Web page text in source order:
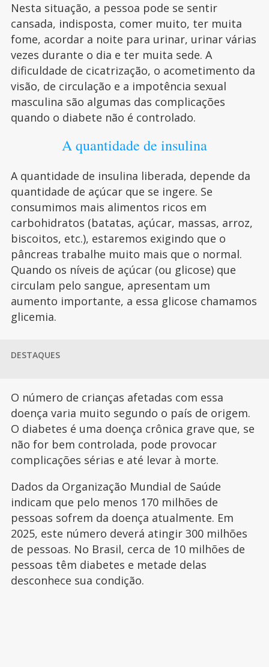
Nesta situação, a pessoa pode se sentir
cansada, indisposta, comer muito, ter muita
fome, acordar a noite para urinar, urinar várias
vezes durante o dia e ter muita sede. A
dificuldade de cicatrização, o acometimento da
visão, de circulação e a impotência sexual
masculina são algumas das complicações
quando o diabete não é controlado.
A quantidade de insulina
A quantidade de insulina liberada, depende da
quantidade de açúcar que se ingere. Se
consumimos mais alimentos ricos em
carbohidratos (batatas, açúcar, massas, arroz,
biscoitos, etc.), estaremos exigindo que o
pâncreas trabalhe muito mais que o normal.
Quando os níveis de açúcar (ou glicose) que
circulam pelo sangue, apresentam um
aumento importante, a essa glicose chamamos
glicemia.
DESTAQUES
O número de crianças afetadas com essa
doença varia muito segundo o país de origem.
O diabetes é uma doença crônica grave que, se
não for bem controlada, pode provocar
complicações sérias e até levar à morte.
Dados da Organização Mundial de Saúde
indicam que pelo menos 170 milhões de
pessoas sofrem da doença atualmente. Em
2025, este número deverá atingir 300 milhões
de pessoas. No Brasil, cerca de 10 milhões de
pessoas têm diabetes e metade delas
desconhece sua condição.